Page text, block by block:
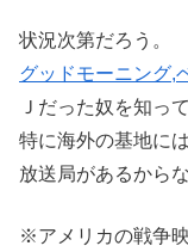
状況次第だろう。
グッドモーニング,
Ｊだった奴を知っ
特に海外の基地に
放送局があるからな
※アメリカの戦争映